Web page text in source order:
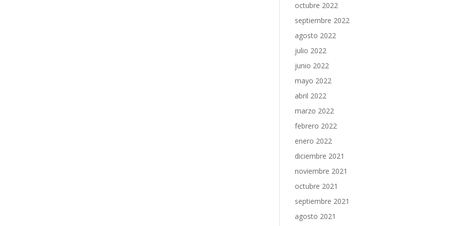
octubre 2022
septiembre 2022
agosto 2022
julio 2022
junio 2022
mayo 2022
abril 2022
marzo 2022
febrero 2022
enero 2022
diciembre 2021
noviembre 2021
octubre 2021
septiembre 2021
agosto 2021